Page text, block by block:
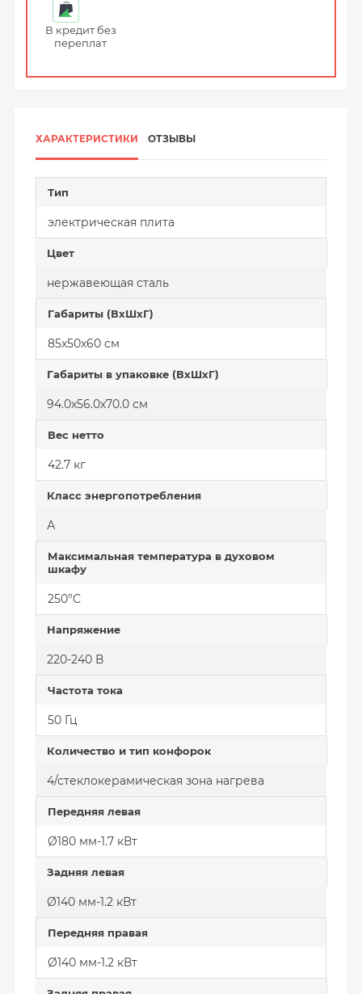
В кредит без
переплат
ХАРАКТЕРИСТИКИ ОТЗЫВЫ
Тип
электрическая плита
Цвет
нержавеющая сталь
Габариты (ВхШхГ)
85х50х60 см
Габариты в упаковке (ВхШхГ)
94.0x56.0x70.0 см
Вес нетто
42.7 кг
Класс энергопотребления
А
Максимальная температура в духовом
шкафу
250°С
Напряжение
220-240 В
Частота тока
50 Гц
Количество и тип конфорок
4/стеклокерамическая зона нагрева
Передняя левая
Ø180 мм-1.7 кВт
Задняя левая
Ø140 мм-1.2 кВт
Передняя правая
Ø140 мм-1.2 кВт